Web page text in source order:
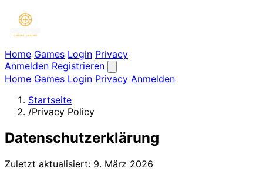
Home Games Login Privacy
Anmelden Registrieren
Home Games Login Privacy Anmelden
Startseite
/Privacy Policy
Datenschutzerklärung
Zuletzt aktualisiert: 9. März 2026